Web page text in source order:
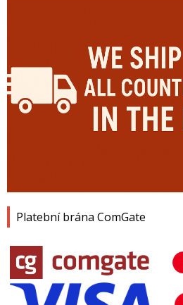
Platební brána ComGate